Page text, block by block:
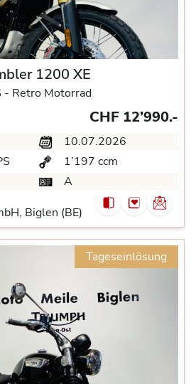
1200 XE
- Retro Motorrad
CHF 12’990.-
10.07.2026
1’197 ccm
A
Biglen (BE)
Tageseinlösung